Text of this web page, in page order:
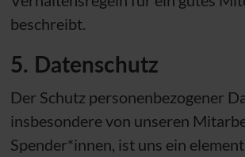
beschreibt.
5. Datenschutz
Der Schutz personenbezogener
insbesondere von unseren
Spender*innen, ist uns ein